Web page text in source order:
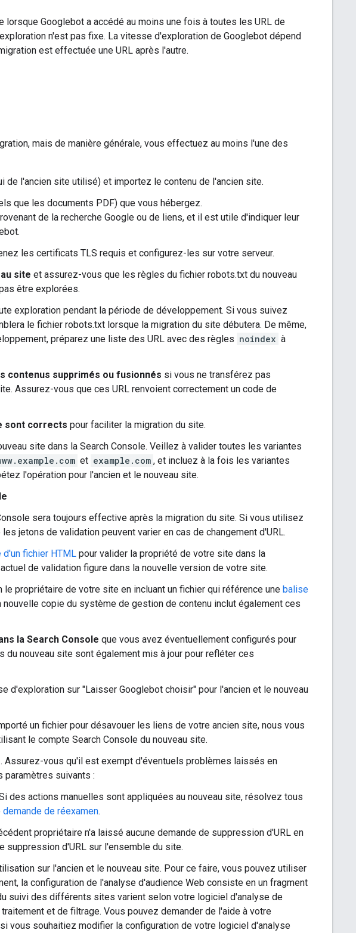
lorsque Googlebot a accédé au moins une fois à toutes les URL de
n'est pas fixe. La vitesse d'exploration de Googlebot dépend
est effectuée une URL après l'autre.
mais de manière générale, vous effectuez au moins l'une des
de l'ancien site utilisé) et importez le contenu de l'ancien site.
que les documents PDF) que vous hébergez.
de la recherche Google ou de liens, et il est utile d'indiquer leur
les certificats TLS requis et configurez-les sur votre serveur.
site et assurez-vous que les règles du fichier robots.txt du nouveau
être explorées.
exploration pendant la période de développement. Si vous suivez
le fichier robots.txt lorsque la migration du site débutera. De même,
préparez une liste des URL avec des règles noindex à
contenus supprimés ou fusionnés si vous ne transférez pas
Assurez-vous que ces URL renvoient correctement un code de
sont corrects pour faciliter la migration du site.
site dans la Search Console. Veillez à valider toutes les variantes
et example.com , et incluez à la fois les variantes
l'opération pour l'ancien et le nouveau site.
sera toujours effective après la migration du site. Si vous utilisez
jetons de validation peuvent varier en cas de changement d'URL.
fichier HTML pour valider la propriété de votre site dans la
de validation figure dans la nouvelle version de votre site.
propriétaire de votre site en incluant un fichier qui référence une balise
nouvelle copie du système de gestion de contenu inclut également ces
la Search Console que vous avez éventuellement configurés pour
nouveau site sont également mis à jour pour refléter ces
d'exploration sur "Laisser Googlebot choisir" pour l'ancien et le nouveau
un fichier pour désavouer les liens de votre ancien site, nous vous
le compte Search Console du nouveau site.
. Assurez-vous qu'il est exempt d'éventuels problèmes laissés en
paramètres suivants :
des actions manuelles sont appliquées au nouveau site, résolvez tous
demande de réexamen.
propriétaire n'a laissé aucune demande de suppression d'URL en
suppression d'URL sur l'ensemble du site.
sur l'ancien et le nouveau site. Pour ce faire, vous pouvez utiliser
la configuration de l'analyse d'audience Web consiste en un fragment
suivi des différents sites varient selon votre logiciel d'analyse de
et de filtrage. Vous pouvez demander de l'aide à votre
vous souhaitiez modifier la configuration de votre logiciel d'analyse